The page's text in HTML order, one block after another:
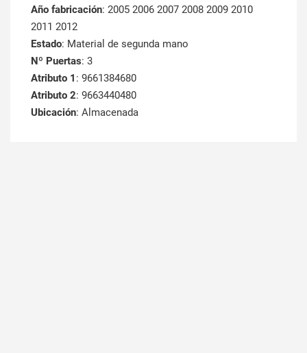
Año fabricación: 2005 2006 2007 2008 2009 2010
2011 2012
Estado: Material de segunda mano
Nº Puertas: 3
Atributo 1 : 9661384680
Atributo 2: 9663440480
Ubicación: Almacenada